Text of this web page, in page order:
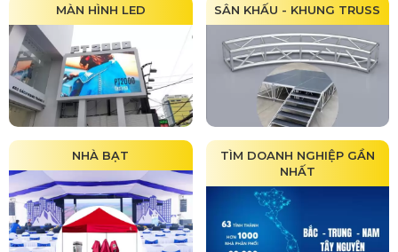
MÀN HÌNH LED SÂN KHẤU - KHUNG TRUSS
NHÀ BẠT
TÌM DOANH NGHIỆP GẦN
NHẤT